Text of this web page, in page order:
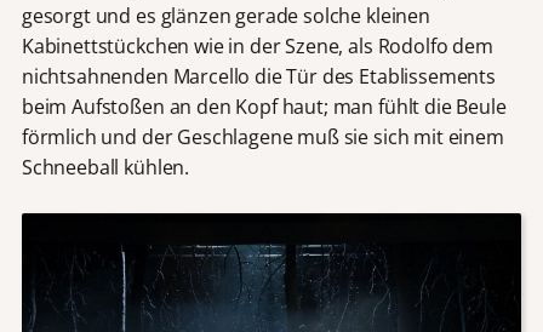
gesorgt und es glänzen gerade solche kleinen
Kabinettstückchen wie in der Szene, als Rodolfo dem
nichtsahnenden Marcello die Tür des Etablissements
beim Aufstoßen an den Kopf haut; man fühlt die Beule
förmlich und der Geschlagene muß sie sich mit einem
Schneeball kühlen.